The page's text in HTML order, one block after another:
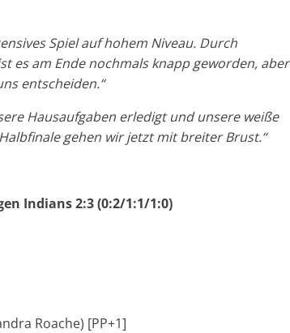
Spiel auf hohem Niveau. Durch
es am Ende nochmals knapp geworden, aber
entscheiden.“
Hausaufgaben erledigt und unsere weiße
gehen wir jetzt mit breiter Brust.“
Indians 2:3 (0:2/1:1/1:0)
Roache) [PP+1]